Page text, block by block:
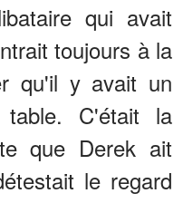
qui avait
toujours à la
qu'il y avait un
C'était la
que Derek ait
le regard